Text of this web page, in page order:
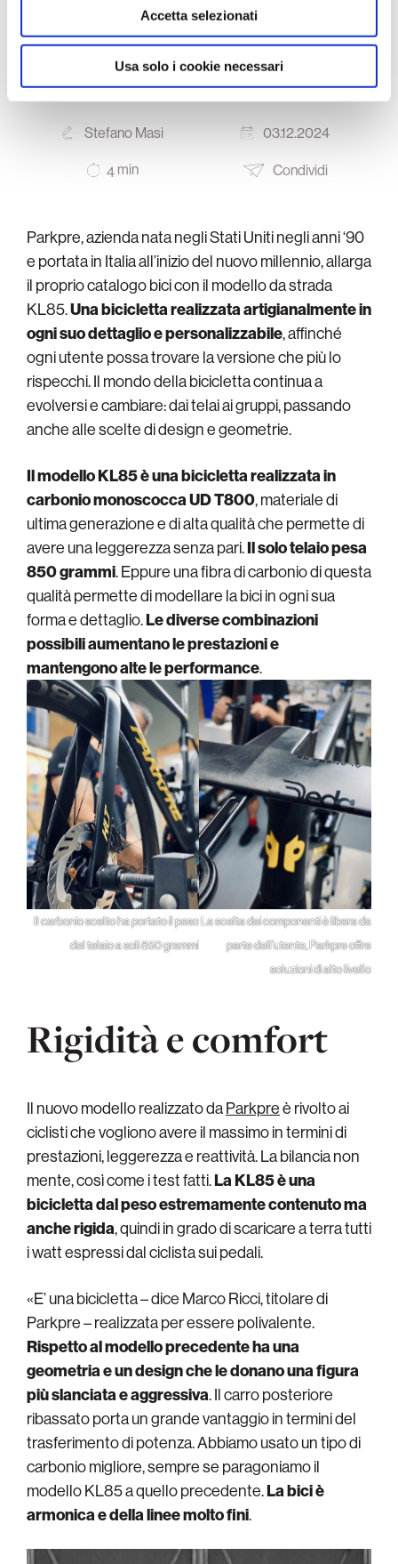
raccolto dal suo utilizzo dei loro servizi.
Accetta selezionati
Usa solo i cookie necessari
design unico e arriva
il bollino UCI
Stefano Masi 03.12.2024
4 min Condividi
Parkpre, azienda nata negli Stati Uniti negli anni ‘90
e portata in Italia all’inizio del nuovo millennio, allarga
il proprio catalogo bici con il modello da strada
KL85.Una bicicletta realizzata artigianalmente in
ogni suo dettaglio e personalizzabile, affinché
ogni utente possa trovare la versione che più lo
rispecchi. Il mondo della bicicletta continua a
evolversi e cambiare: dai telai ai gruppi, passando
anche alle scelte di design e geometrie.
Il modello KL85 è una bicicletta realizzata in
carbonio monoscocca UD T800, materiale di
ultima generazione e di alta qualità che permette di
avere una leggerezza senza pari.Il solo telaio pesa
850 grammi. Eppure una fibra di carbonio di questa
qualità permette di modellare la bici in ogni sua
forma e dettaglio.Le diverse combinazioni
possibili aumentano le prestazioni e
mantengono alte le performance.
Il carbonio scelto ha portato il peso
del telaio a soli 850 grammi
La scelta dei componenti è libera da
parte dell’utente, Parkpre offre
soluzioni di alto livello
Rigidità e comfort
Il nuovo modello realizzato daParkpreè rivolto ai
ciclisti che vogliono avere il massimo in termini di
prestazioni, leggerezza e reattività. La bilancia non
mente, così come i test fatti.La KL85 è una
bicicletta dal peso estremamente contenuto ma
anche rigida, quindi in grado di scaricare a terra tutti
i watt espressi dal ciclista sui pedali.
«E’ una bicicletta – dice Marco Ricci, titolare di
Parkpre – realizzata per essere polivalente.
Rispetto al modello precedente ha una
geometria e un design che le donano una figura
più slanciata e aggressiva. Il carro posteriore
ribassato porta un grande vantaggio in termini del
trasferimento di potenza. Abbiamo usato un tipo di
carbonio migliore, sempre se paragoniamo il
modello KL85 a quello precedente.La bici è
armonica e della linee molto fini.